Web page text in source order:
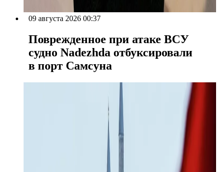
09 августа 2026 00:37
Поврежденное при атаке ВСУ
судно Nadezhda отбуксировали
в порт Самсуна